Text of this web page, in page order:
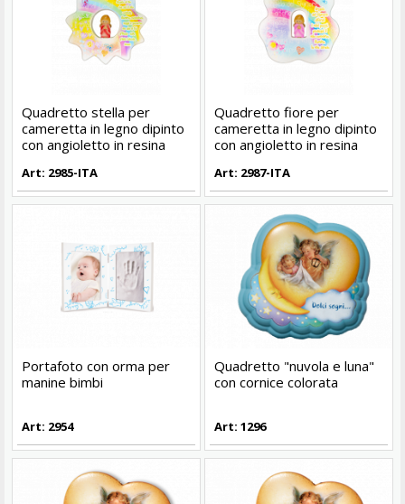
Quadretto stella per
cameretta in legno dipinto
con angioletto in resina
Art: 2985-ITA
Quadretto fiore per
cameretta in legno dipinto
con angioletto in resina
Art: 2987-ITA
Portafoto con orma per
manine bimbi
Art: 2954
Quadretto "nuvola e luna"
con cornice colorata
Art: 1296